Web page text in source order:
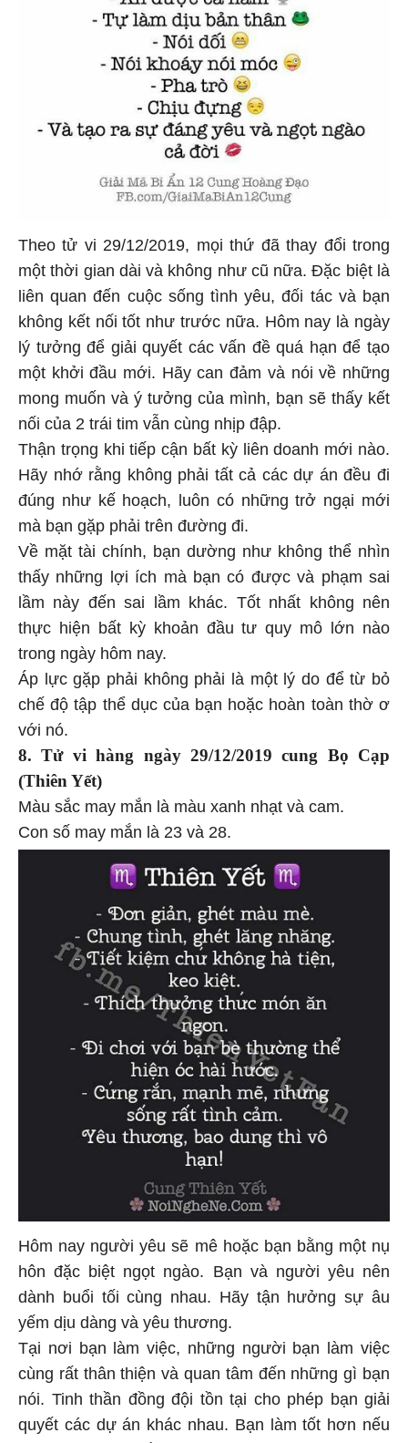
Theo tử vi 29/12/2019, mọi thứ đã thay đổi trong
một thời gian dài và không như cũ nữa. Đặc biệt là
liên quan đến cuộc sống tình yêu, đối tác và bạn
không kết nối tốt như trước nữa. Hôm nay là ngày
lý tưởng để giải quyết các vấn đề quá hạn để tạo
một khởi đầu mới. Hãy can đảm và nói về những
mong muốn và ý tưởng của mình, bạn sẽ thấy kết
nối của 2 trái tim vẫn cùng nhịp đập.
Thận trọng khi tiếp cận bất kỳ liên doanh mới nào.
Hãy nhớ rằng không phải tất cả các dự án đều đi
đúng như kế hoạch, luôn có những trở ngại mới
mà bạn gặp phải trên đường đi.
Về mặt tài chính, bạn dường như không thể nhìn
thấy những lợi ích mà bạn có được và phạm sai
lầm này đến sai lầm khác. Tốt nhất không nên
thực hiện bất kỳ khoản đầu tư quy mô lớn nào
trong ngày hôm nay.
Áp lực gặp phải không phải là một lý do để từ bỏ
chế độ tập thể dục của bạn hoặc hoàn toàn thờ ơ
với nó.
8. Tử vi hàng ngày 29/12/2019 cung Bọ Cạp
(Thiên Yết)
Màu sắc may mắn là màu xanh nhạt và cam.
Con số may mắn là 23 và 28.
Hôm nay người yêu sẽ mê hoặc bạn bằng một nụ
hôn đặc biệt ngọt ngào. Bạn và người yêu nên
dành buổi tối cùng nhau. Hãy tận hưởng sự âu
yếm dịu dàng và yêu thương.
Tại nơi bạn làm việc, những người bạn làm việc
cùng rất thân thiện và quan tâm đến những gì bạn
nói. Tinh thần đồng đội tồn tại cho phép bạn giải
quyết các dự án khác nhau. Bạn làm tốt hơn nếu